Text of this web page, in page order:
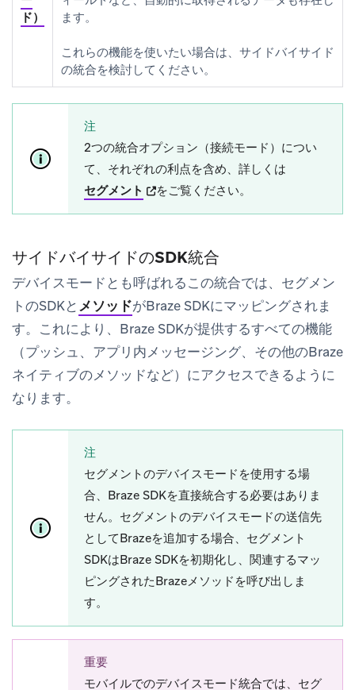
ド）
ます。
これらの機能を使いたい場合は、サイドバイサイド
の統合を検討してください。
注
2つの統合オプション（接続モード）につい
て、それぞれの利点を含め、詳しくは
セグメント (opens in new tab)
をご覧ください。
サイドバイサイドのSDK統合
デバイスモードとも呼ばれるこの統合では、セグメン
トのSDKとメソッドがBraze SDKにマッピングされま
す。これにより、Braze SDKが提供するすべての機能
（プッシュ、アプリ内メッセージング、その他のBraze
ネイティブのメソッドなど）にアクセスできるように
なります。
注
セグメントのデバイスモードを使用する場
合、Braze SDKを直接統合する必要はありま
せん。セグメントのデバイスモードの送信先
としてBrazeを追加する場合、セグメント
SDKはBraze SDKを初期化し、関連するマッ
ピングされたBrazeメソッドを呼び出しま
す。
重要
モバイルでのデバイスモード統合では、セグ